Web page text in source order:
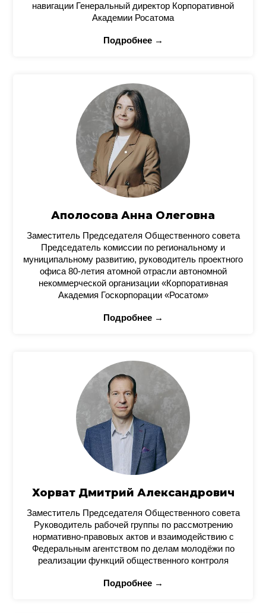
навигации Генеральный директор Корпоративной
Академии Росатома
Подробнее →
Аполосова Анна Олеговна
Заместитель Председателя Общественного совета
Председатель комиссии по региональному и
муниципальному развитию, руководитель проектного
офиса 80-летия атомной отрасли автономной
некоммерческой организации «Корпоративная
Академия Госкорпорации «Росатом»
Подробнее →
Хорват Дмитрий Александрович
Заместитель Председателя Общественного совета
Руководитель рабочей группы по рассмотрению
нормативно-правовых актов и взаимодействию с
Федеральным агентством по делам молодёжи по
реализации функций общественного контроля
Подробнее →